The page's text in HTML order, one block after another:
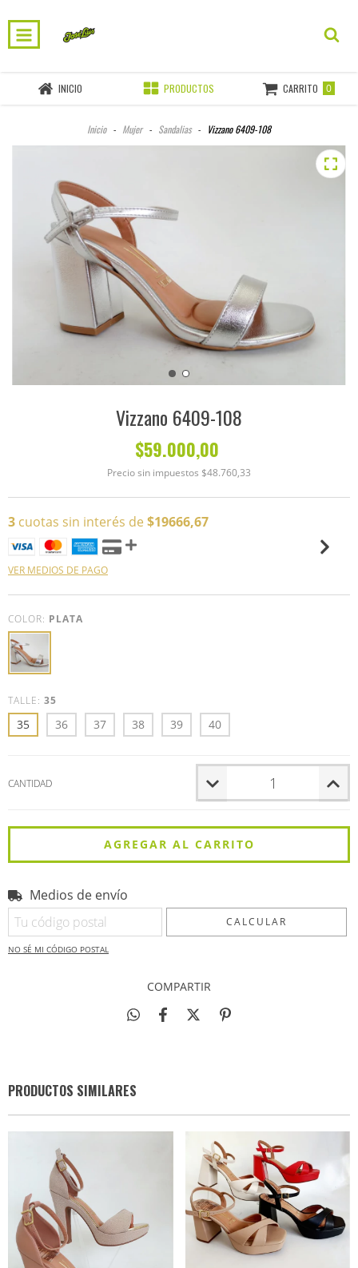
INICIO PRODUCTOS CARRITO 0
Inicio - Mujer - Sandalias - Vizzano 6409-108
Vizzano 6409-108
$59.000,00
Precio sin impuestos $48.760,33
3 cuotas sin interés de $19666,67
VER MEDIOS DE PAGO
COLOR: PLATA
TALLE: 35
35 36 37 38 39 40
CANTIDAD
Entregas para el CP:
Medios de envío
CALCULAR
NO SÉ MI CÓDIGO POSTAL
COMPARTIR
PRODUCTOS SIMILARES